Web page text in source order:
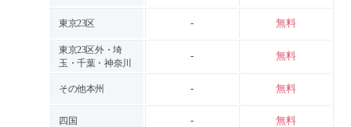
東京23区 - 無料
東京23区外・埼
玉・千葉・神奈川
- 無料
その他本州 - 無料
四国 - 無料